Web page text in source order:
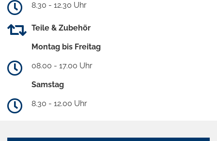
8.30 - 12.30 Uhr
Teile & Zubehör
Montag bis Freitag
08.00 - 17.00 Uhr
Samstag
8.30 - 12.00 Uhr